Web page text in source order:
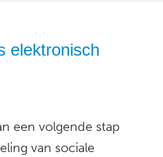
elektronisch
een volgende stap
van sociale